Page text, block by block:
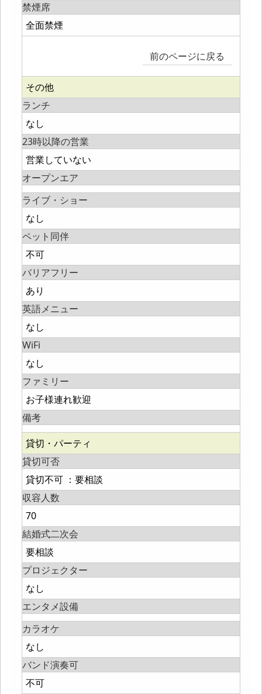
禁煙席
全面禁煙
前のページに戻る
その他
ランチ
なし
23時以降の営業
営業していない
オープンエア
ライブ・ショー
なし
ペット同伴
不可
バリアフリー
あり
英語メニュー
なし
WiFi
なし
ファミリー
お子様連れ歓迎
備考
貸切・パーティ
貸切可否
貸切不可 ：要相談
収容人数
70
結婚式二次会
要相談
プロジェクター
なし
エンタメ設備
カラオケ
なし
バンド演奏可
不可